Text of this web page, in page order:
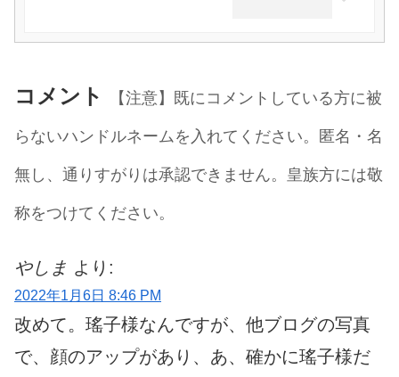
コメント
【注意】既にコメントしている方に被
らないハンドルネームを入れてください。匿名・名
無し、通りすがりは承認できません。皇族方には敬
称をつけてください。
やしま より:
2022年1月6日 8:46 PM
改めて。瑤子様なんですが、他ブログの写真
で、顔のアップがあり、あ、確かに瑤子様だ